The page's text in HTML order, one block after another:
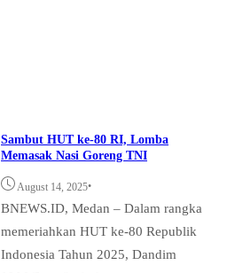
Sambut HUT ke-80 RI, Lomba
Memasak Nasi Goreng TNI
August 14, 2025•
BNEWS.ID, Medan – Dalam rangka
memeriahkan HUT ke-80 Republik
Indonesia Tahun 2025, Dandim